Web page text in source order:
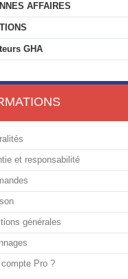
AFFAIRES
GHA
et responsabilité
générales
Pro ?